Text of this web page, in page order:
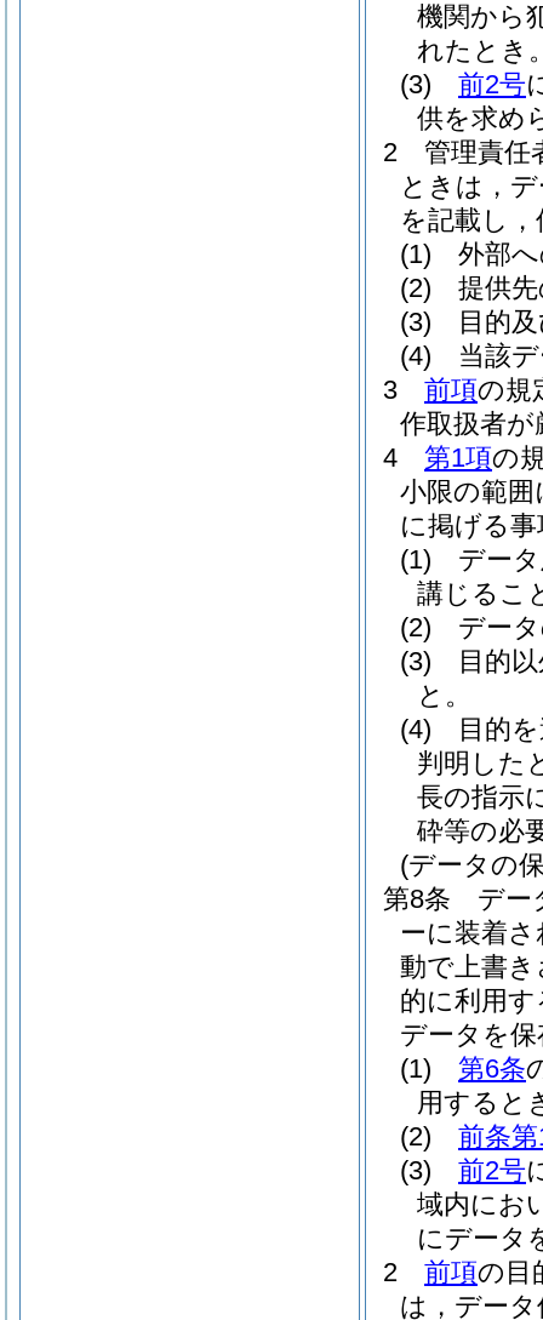
機関から
れたとき
(3)
前2号
供を求め
2
管理責任
ときは，
を記載し
(1)
外部
(2)
提供
(3)
目的
(4)
当該
3
前項の規
作取扱者
4
第1項の
小限の範
に掲げる
(1)
デー
講じるこ
(2)
デー
(3)
目的
と。
(4)
目的
判明した
長の指示
砕等の必
(データの
第8条
デー
ーに装着
動で上書
的に利用
データを
(1)
第6条
用すると
(2)
前条
(3)
前2号
域内にお
にデータ
2
前項の目
は，デー